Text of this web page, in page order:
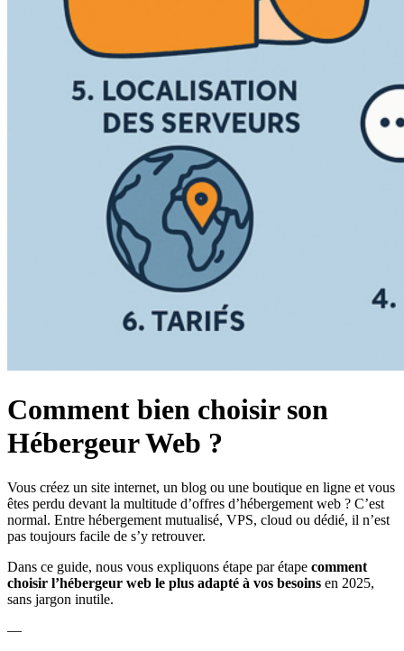
Comment bien choisir son
Hébergeur Web ?
Vous créez un site internet, un blog ou une boutique en ligne et vous
êtes perdu devant la multitude d’offres d’hébergement web ? C’est
normal. Entre hébergement mutualisé, VPS, cloud ou dédié, il n’est
pas toujours facile de s’y retrouver.
Dans ce guide, nous vous expliquons étape par étape comment
choisir l’hébergeur web le plus adapté à vos besoins en 2025,
sans jargon inutile.
—